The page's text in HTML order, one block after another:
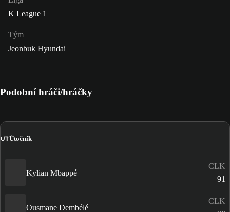
K League 1
Tým
Jeonbuk Hyundai
Podobní hráči/hráčky
ÚTÚtočník
Kylian Mbappé
CLK
91
Ousmane Dembélé
CLK